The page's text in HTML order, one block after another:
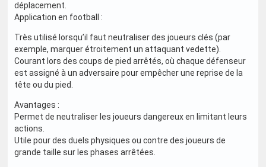
déplacement.
Application en football :
Très utilisé lorsqu’il faut neutraliser des joueurs clés (par
exemple, marquer étroitement un attaquant vedette).
Courant lors des coups de pied arrêtés, où chaque défenseur
est assigné à un adversaire pour empêcher une reprise de la
tête ou du pied.
Avantages :
Permet de neutraliser les joueurs dangereux en limitant leurs
actions.
Utile pour des duels physiques ou contre des joueurs de
grande taille sur les phases arrêtées.